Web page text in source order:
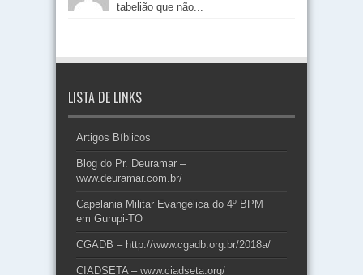
tabelião que não...
LISTA DE LINKS
Artigos Bíblicos
Blog do Pr. Deuramar –
www.deuramar.com.br/
Capelania Militar Evangélica do 4º BPM
em Gurupi-TO
CGADB – http://www.cgadb.org.br/2018a/
CIADSETA – www.ciadseta.org/